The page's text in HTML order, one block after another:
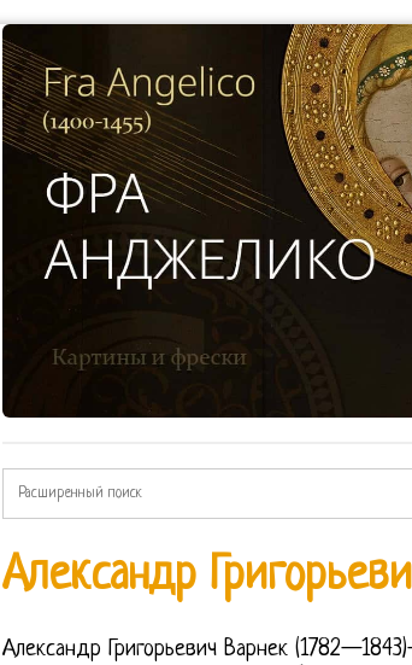
Александр
Александр Григорьевич Варнек